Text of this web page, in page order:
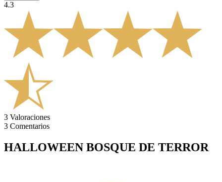
4.3
3 Valoraciones
3 Comentarios
HALLOWEEN BOSQUE DE TERROR